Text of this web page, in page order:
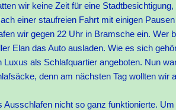
wir keine Zeit für eine
einer staufreien Fahrt mit einigen
wir gegen 22 Uhr in Bramsche ein. Wer
Elan das Auto ausladen. Wie es sich
als Schlafquartier angeboten. Nun
denn am nächsten Tag wollten wir
nicht so ganz funktionierte.